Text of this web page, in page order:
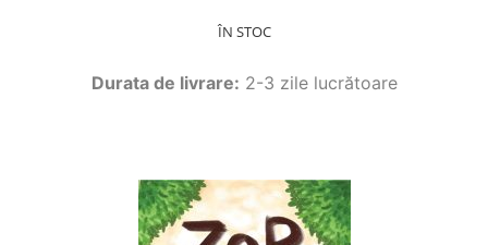
ÎN STOC
Durata de livrare: 2-3 zile lucrătoare